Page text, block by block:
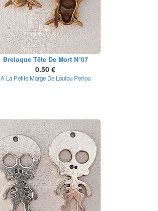
Breloque Tête De Mort N°07
0.50 €
A La Petite Marge De Loulou Perlou